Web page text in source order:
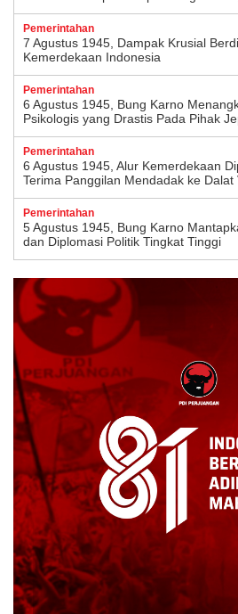
Pemerintahan
7 Agustus 1945, Dampak Krusial
Kemerdekaan Indonesia
Pemerintahan
6 Agustus 1945, Bung Karno
Psikologis yang Drastis Pada Pihak
Pemerintahan
6 Agustus 1945, Alur Kemerdekaan
Terima Panggilan Mendadak ke Dalat
Pemerintahan
5 Agustus 1945, Bung Karno
dan Diplomasi Politik Tingkat Tinggi